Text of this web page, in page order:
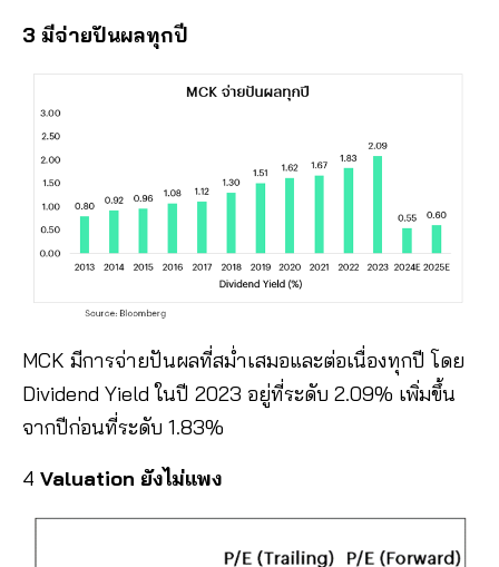
3 มีจ่ายปันผลทุกปี
MCK มีการจ่ายปันผลที่สม่ำเสมอและต่อเนื่องทุกปี โดย
Dividend Yield ในปี 2023 อยู่ที่ระดับ 2.09% เพิ่มขึ้น
จากปีก่อนที่ระดับ 1.83%
4 Valuation ยังไม่แพง